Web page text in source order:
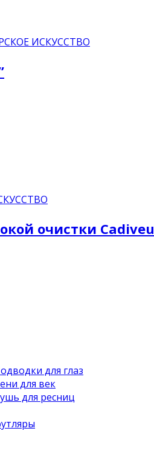
ИСКУССТВО
очистки
для глаз
для век
для ресниц